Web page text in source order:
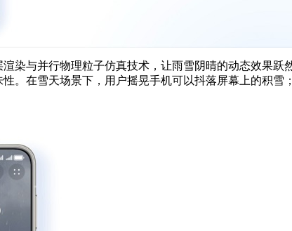
染与并行物理粒子仿真技术，让雨雪阴晴的动态效果跃
。在雪天场景下，用户摇晃手机可以抖落屏幕上的积